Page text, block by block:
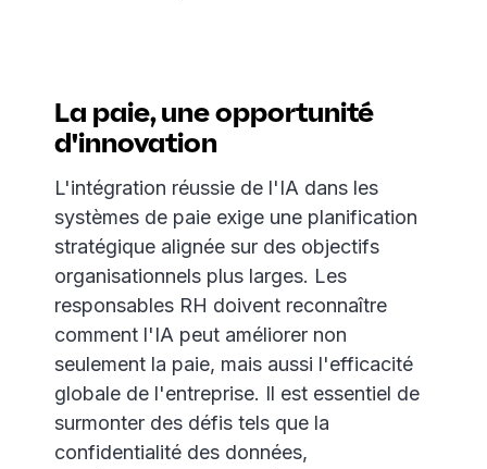
La paie, une opportunité
d'innovation
L'intégration réussie de l'IA dans les
systèmes de paie exige une planification
stratégique alignée sur des objectifs
organisationnels plus larges. Les
responsables RH doivent reconnaître
comment l'IA peut améliorer non
seulement la paie, mais aussi l'efficacité
globale de l'entreprise. Il est essentiel de
surmonter des défis tels que la
confidentialité des données,